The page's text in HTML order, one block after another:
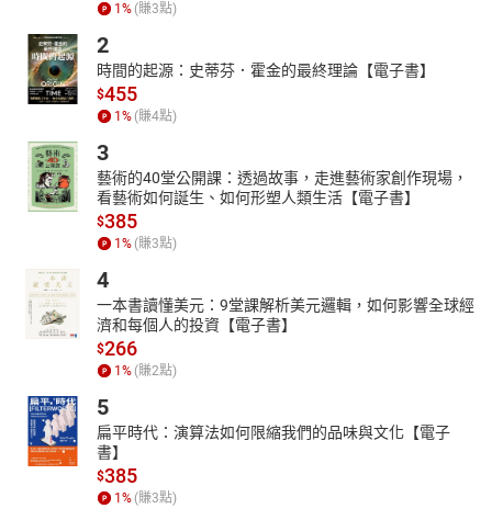
1 % (賺3點)
2
時間的起源：史蒂芬．霍金的最終理論【電子書】
$455
1 % (賺4點)
3
藝術的40堂公開課：透過故事，走進藝術家創作現場，
看藝術如何誕生、如何形塑人類生活【電子書】
$385
1 % (賺3點)
4
一本書讀懂美元：9堂課解析美元邏輯，如何影響全球經
濟和每個人的投資【電子書】
$266
1 % (賺2點)
5
扁平時代：演算法如何限縮我們的品味與文化【電子
書】
$385
1 % (賺3點)